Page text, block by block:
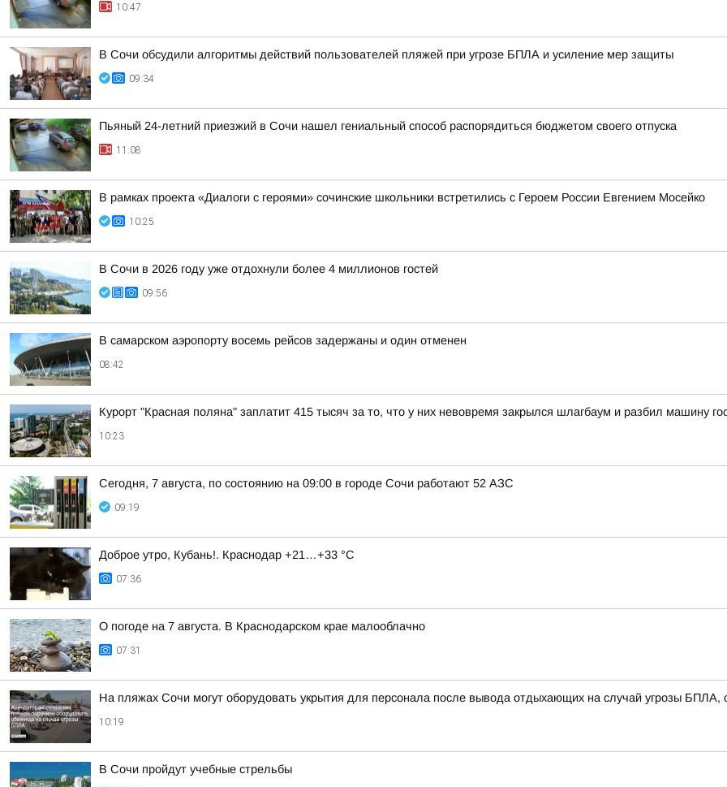
10:47
В Сочи обсудили алгоритмы действий пользователей пляжей при угрозе БПЛА и усиление мер защиты
09:34
Пьяный 24-летний приезжий в Сочи нашел гениальный способ распорядиться бюджетом своего отпуска
11:08
В рамках проекта «Диалоги с героями» сочинские школьники встретились с Героем России Евгением Мосейко
10:25
В Сочи в 2026 году уже отдохнули более 4 миллионов гостей
09:56
В самарском аэропорту восемь рейсов задержаны и один отменен
08:42
Курорт "Красная поляна" заплатит 415 тысяч за то, что у них невовремя закрылся шлагбаум и разбил машину
10:23
Сегодня, 7 августа, по состоянию на 09:00 в городе Сочи работают 52 АЗС
09:19
Доброе утро, Кубань!. Краснодар +21…+33 °С
07:36
О погоде на 7 августа. В Краснодарском крае малооблачно
07:31
На пляжах Сочи могут оборудовать укрытия для персонала после вывода отдыхающих на случай угрозы БПЛА,
10:19
В Сочи пройдут учебные стрельбы